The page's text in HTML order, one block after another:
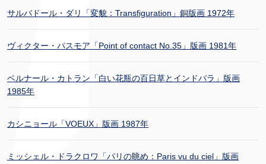
サルバドール・ダリ「変貌：Transfiguration」銅版画 1972年
ヴィクター・パスモア「Point of contact No.35」版画 1981年
ベルナール・カトラン「白い花瓶の百日草とインドバラ」版画
1985年
カシニョール「VOEUX」版画 1987年
ミッシェル・ドラクロワ「パリの眺め：Paris vu du ciel」版画